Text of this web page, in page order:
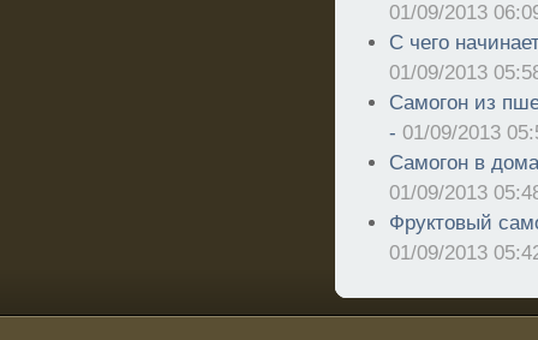
01/09/2013
С чего
01/09/2013
Самогон из
-01/09/2013
Самогон в
01/09/2013
Фруктовый
01/09/2013